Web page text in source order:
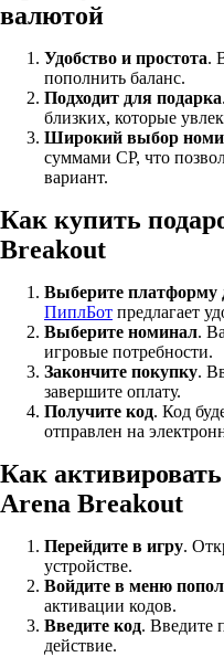
валютой
Удобство и простота.
пополнить баланс.
Подходит для подарка
близких, которые
Широкий выбор
суммами CP, что
вариант.
Как купить
Breakout
Выберите платформу
ПиплБот предлагает
Выберите номинал.
игровые потребности.
Закончите покупку.
завершите оплату.
Получите код. Код
отправлен на
Как
Arena Breakout
Перейдите в игру.
устройстве.
Войдите в меню
активации кодов.
Введите код. Введите
действие.